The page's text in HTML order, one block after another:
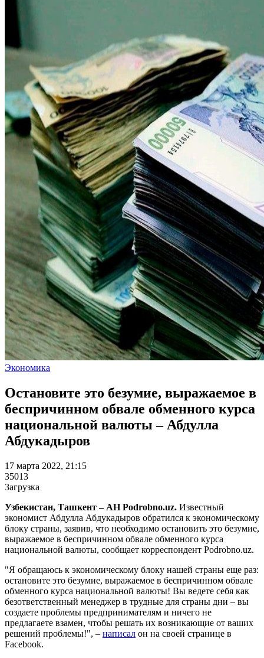
Экономика
Остановите это безумие, выражаемое в
беспричинном обвале обменного курса
национальной валюты – Абдулла
Абдукадыров
17 марта 2022, 21:15
35013
Загрузка
Узбекистан, Ташкент – АН Podrobno.uz. Известный
экономист Абдулла Абдукадыров обратился к экономическому
блоку страны, заявив, что необходимо остановить это безумие,
выражаемое в беспричинном обвале обменного курса
национальной валюты, сообщает корреспондент Podrobno.uz.
"Я обращаюсь к экономическому блоку нашей страны еще раз:
остановите это безумие, выражаемое в беспричинном обвале
обменного курса национальной валюты! Вы ведете себя как
безответственный менеджер в трудные для страны дни – вы
создаете проблемы предпринимателям и ничего не
предлагаете взамен, чтобы решать их возникающие от ваших
решений проблемы!", – написал он на своей странице в
Facebook.